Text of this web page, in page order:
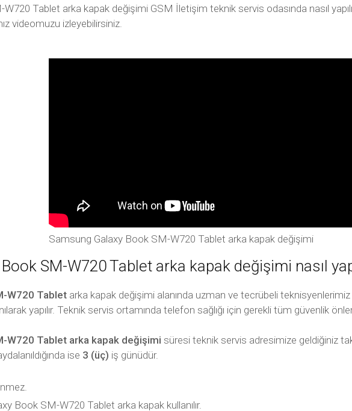
Tablet arka kapak değişimi GSM İletişim teknik servis odasında nasıl
videomuzu izleyebilirsiniz.
Samsung Galaxy Book SM-W720 Tablet arka kapak değişimi
SM-W720 Tablet arka kapak değişimi nasıl
W720 Tablet arka kapak değişimi alanında uzman ve tecrübeli
yapılır. Teknik servis ortamında telefon sağlığı için gerekli tüm güvenlik
W720 Tablet arka kapak değişimi süresi teknik servis adresimize geldiğiniz
ise 3 (üç) iş günüdür.
Book SM-W720 Tablet arka kapak kullanılır.